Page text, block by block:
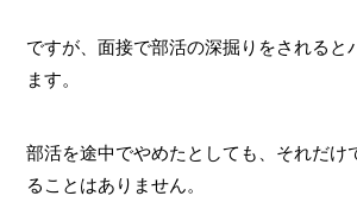
ですが、面接で部活の深掘りをされると
ます。
部活を途中でやめたとしても、それだけ
ることはありません。